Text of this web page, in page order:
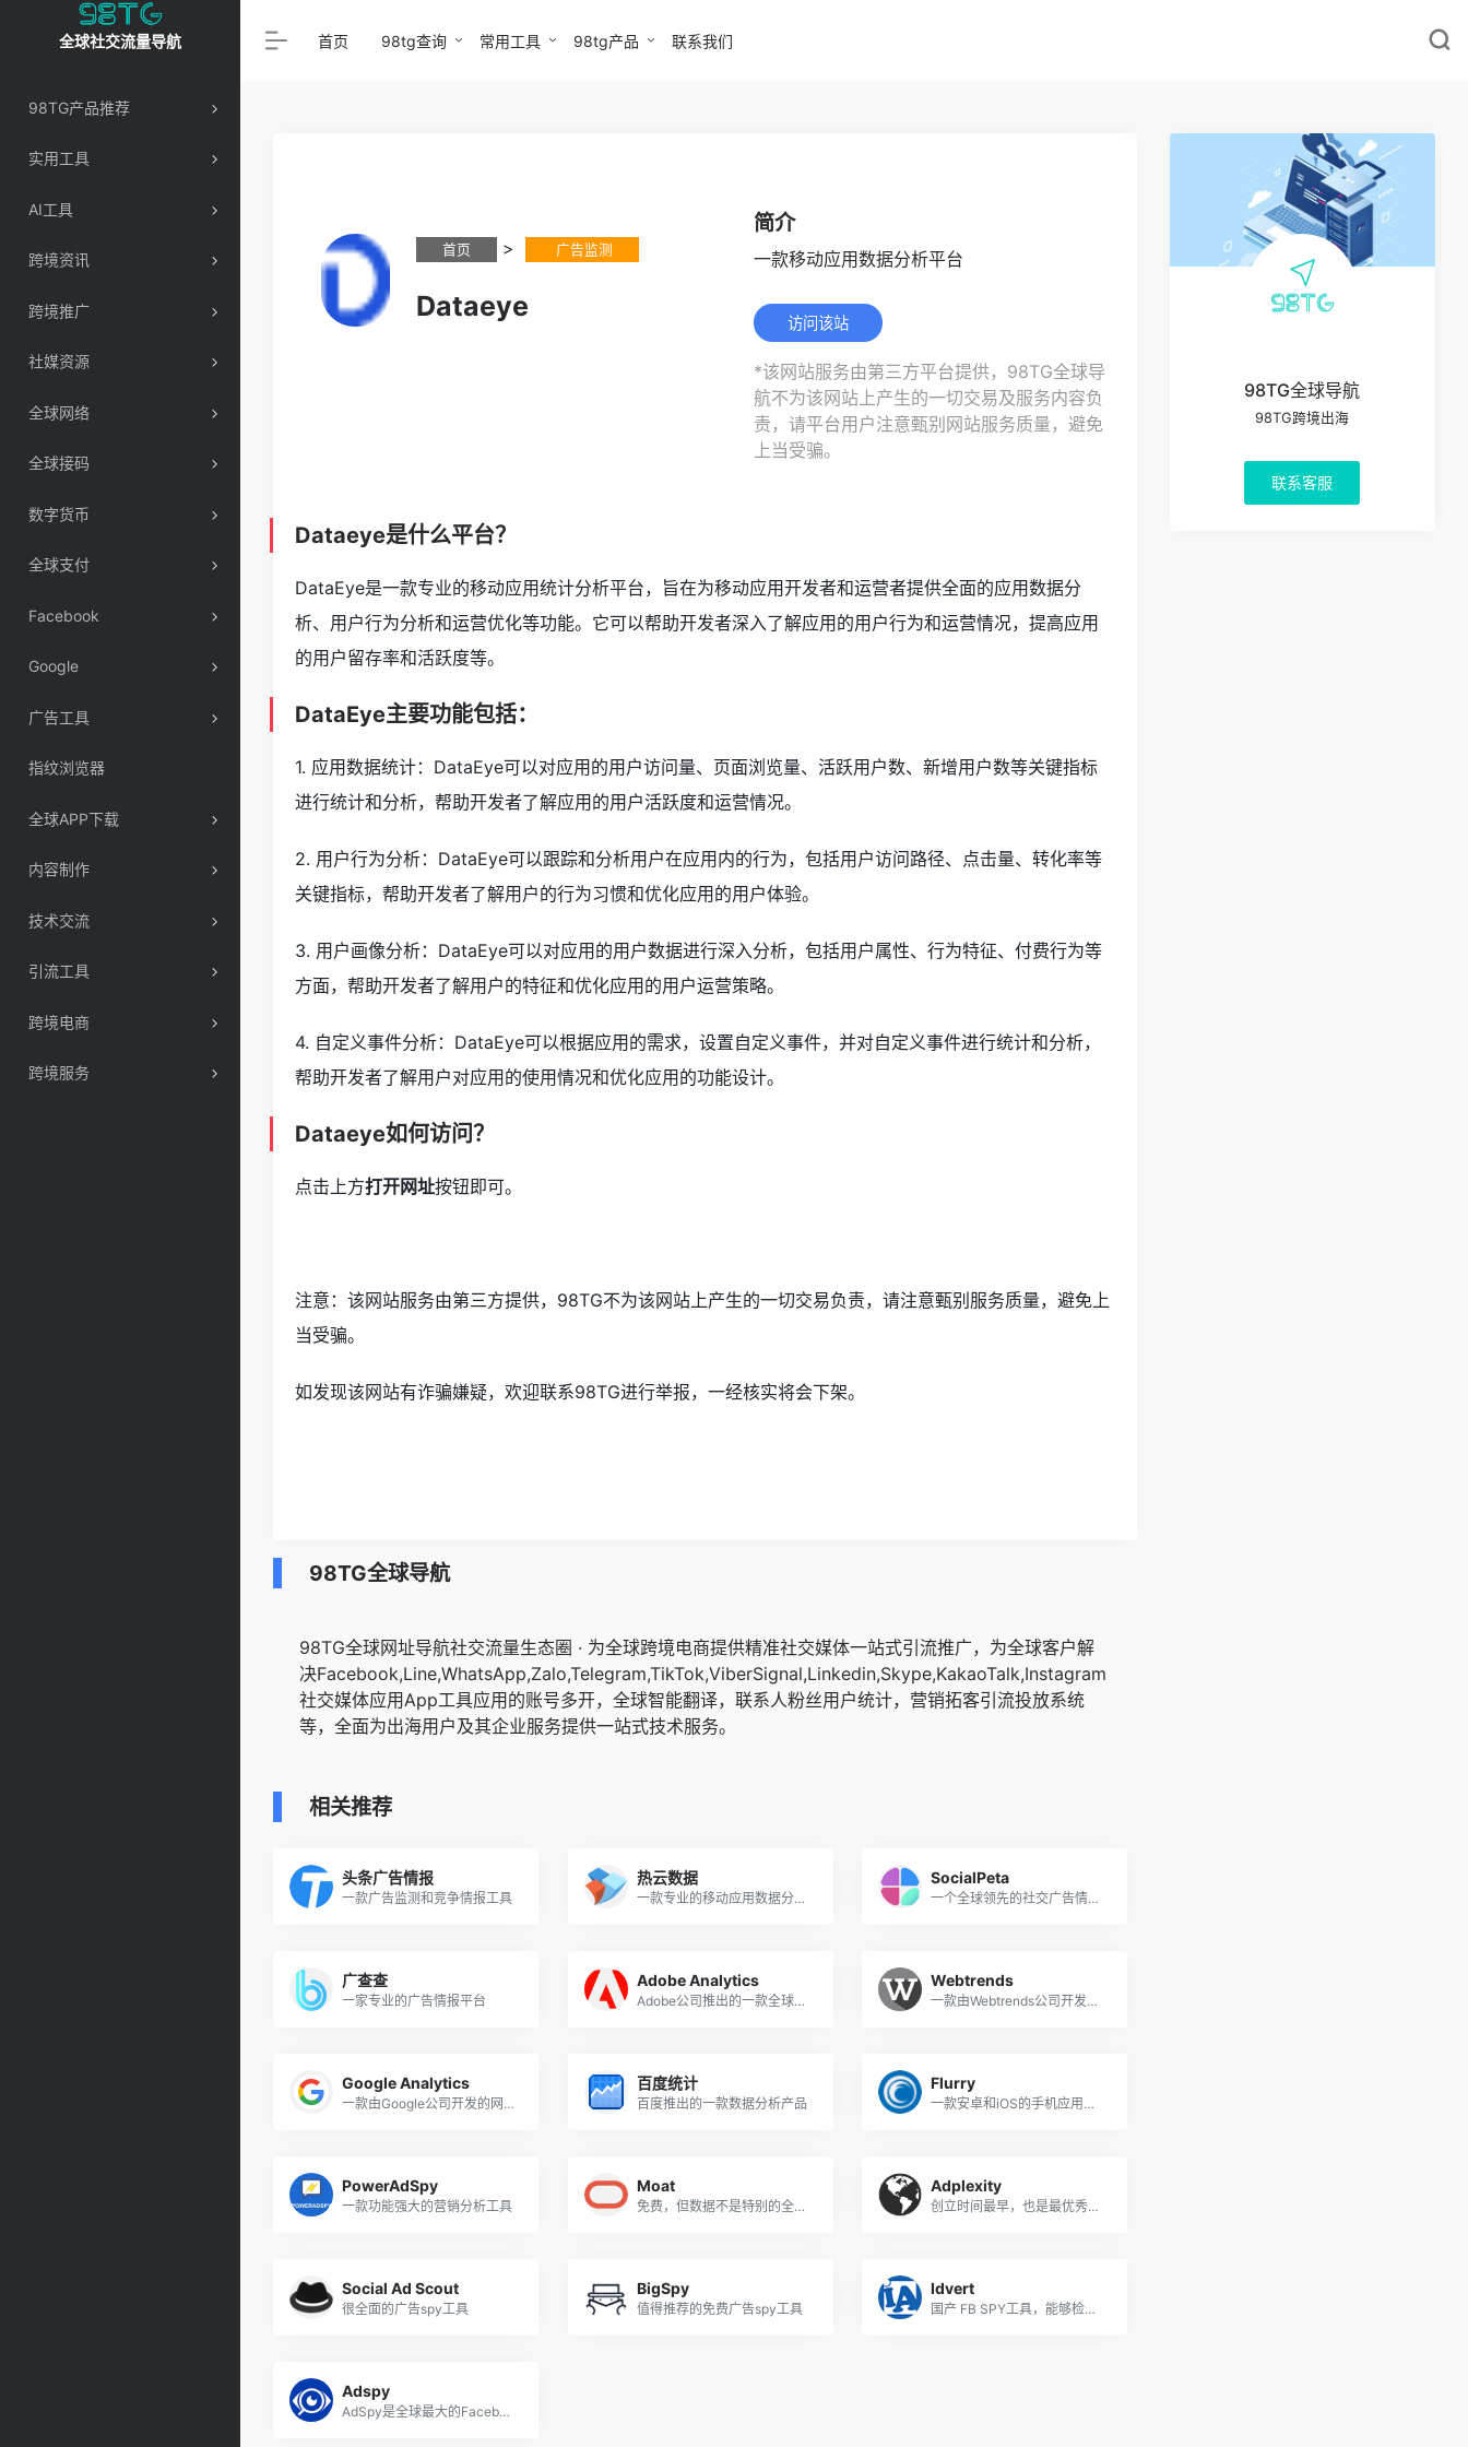
全球社交流量导航
98TG产品推荐
实用工具
AI工具
跨境资讯
跨境推广
社媒资源
全球网络
全球接码
数字货币
全球支付
Facebook
Google
广告工具
指纹浏览器
全球APP下载
内容制作
技术交流
引流工具
跨境电商
跨境服务
首页 98tg查询 常用工具 98tg产品 联系我们
首页 > 广告监测
Dataeye
简介
一款移动应用数据分析平台
访问该站
*该网站服务由第三方平台提供，98TG全球导
航不为该网站上产生的一切交易及服务内容负
责，请平台用户注意甄别网站服务质量，避免
上当受骗。
Dataeye是什么平台？
DataEye是一款专业的移动应用统计分析平台，旨在为移动应用开发者和运营者提供全面的应用数据分
析、用户行为分析和运营优化等功能。它可以帮助开发者深入了解应用的用户行为和运营情况，提高应用
的用户留存率和活跃度等。
DataEye主要功能包括：
1. 应用数据统计：DataEye可以对应用的用户访问量、页面浏览量、活跃用户数、新增用户数等关键指标
进行统计和分析，帮助开发者了解应用的用户活跃度和运营情况。
2. 用户行为分析：DataEye可以跟踪和分析用户在应用内的行为，包括用户访问路径、点击量、转化率等
关键指标，帮助开发者了解用户的行为习惯和优化应用的用户体验。
3. 用户画像分析：DataEye可以对应用的用户数据进行深入分析，包括用户属性、行为特征、付费行为等
方面，帮助开发者了解用户的特征和优化应用的用户运营策略。
4. 自定义事件分析：DataEye可以根据应用的需求，设置自定义事件，并对自定义事件进行统计和分析，
帮助开发者了解用户对应用的使用情况和优化应用的功能设计。
Dataeye如何访问？
点击上方打开网址按钮即可。
注意：该网站服务由第三方提供，98TG不为该网站上产生的一切交易负责，请注意甄别服务质量，避免上
当受骗。
如发现该网站有诈骗嫌疑，欢迎联系98TG进行举报，一经核实将会下架。
98TG全球导航
98TG全球网址导航社交流量生态圈 · 为全球跨境电商提供精准社交媒体一站式引流推广，为全球客户解
决Facebook,Line,WhatsApp,Zalo,Telegram,TikTok,ViberSignal,Linkedin,Skype,KakaoTalk,Instagram
社交媒体应用App工具应用的账号多开，全球智能翻译，联系人粉丝用户统计，营销拓客引流投放系统
等，全面为出海用户及其企业服务提供一站式技术服务。
相关推荐
头条广告情报
一款广告监测和竞争情报工具
热云数据
一款专业的移动应用数据分析平台
SocialPeta
一个全球领先的社交广告情报平台
广查查
一家专业的广告情报平台
Adobe Analytics
Adobe公司推出的一款全球领先的数据分析和营销分析平台
Webtrends
一款由Webtrends公司开发的网络分析软件
Google Analytics
一款由Google公司开发的网站流量分析软件
百度统计
百度推出的一款数据分析产品
Flurry
一款安卓和iOS的手机应用分析服务
PowerAdSpy
一款功能强大的营销分析工具
Moat
免费，但数据不是特别的全，搜索维度仅限于品牌Brand，能看到搜索出来的素材活跃日期
Adplexity
创立时间最早，也是最优秀的广告SPY工具之一
Social Ad Scout
很全面的广告spy工具
BigSpy
值得推荐的免费广告spy工具
Idvert
国产 FB SPY工具，能够检测Cod、黑五类
Adspy
AdSpy是全球最大的Facebook和Instagram广告可搜索数据库之一
98TG全球导航
98TG跨境出海
联系客服